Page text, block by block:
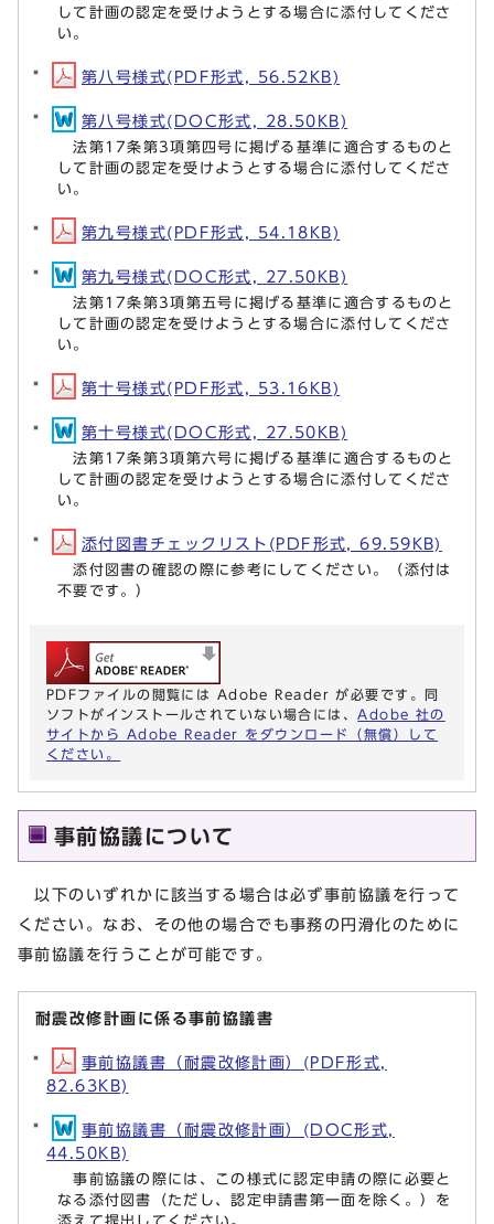
して計画の認定を受けようとする場合に添付してくださ
い。
第八号様式(PDF形式, 56.52KB)
第八号様式(DOC形式, 28.50KB)
法第17条第3項第四号に掲げる基準に適合するものと
して計画の認定を受けようとする場合に添付してくださ
い。
第九号様式(PDF形式, 54.18KB)
第九号様式(DOC形式, 27.50KB)
法第17条第3項第五号に掲げる基準に適合するものと
して計画の認定を受けようとする場合に添付してくださ
い。
第十号様式(PDF形式, 53.16KB)
第十号様式(DOC形式, 27.50KB)
法第17条第3項第六号に掲げる基準に適合するものと
して計画の認定を受けようとする場合に添付してくださ
い。
添付図書チェックリスト(PDF形式, 69.59KB)
添付図書の確認の際に参考にしてください。（添付は
不要です。）
PDFファイルの閲覧には Adobe Reader が必要です。同
ソフトがインストールされていない場合には、 Adobe 社の
サイトから Adobe Reader をダウンロード（無償）して
ください。
事前協議について
以下のいずれかに該当する場合は必ず事前協議を行って
ください。なお、その他の場合でも事務の円滑化のために
事前協議を行うことが可能です。
耐震改修計画に係る事前協議書
事前協議書（耐震改修計画）(PDF形式,
82.63KB)
事前協議書（耐震改修計画）(DOC形式,
44.50KB)
事前協議の際には、この様式に認定申請の際に必要と
なる添付図書（ただし、認定申請書第一面を除く。）を
添えて提出してください。